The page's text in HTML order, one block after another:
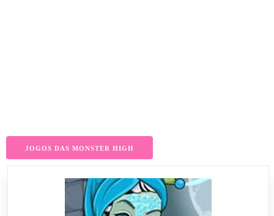
JOGOS DAS MONSTER HIGH